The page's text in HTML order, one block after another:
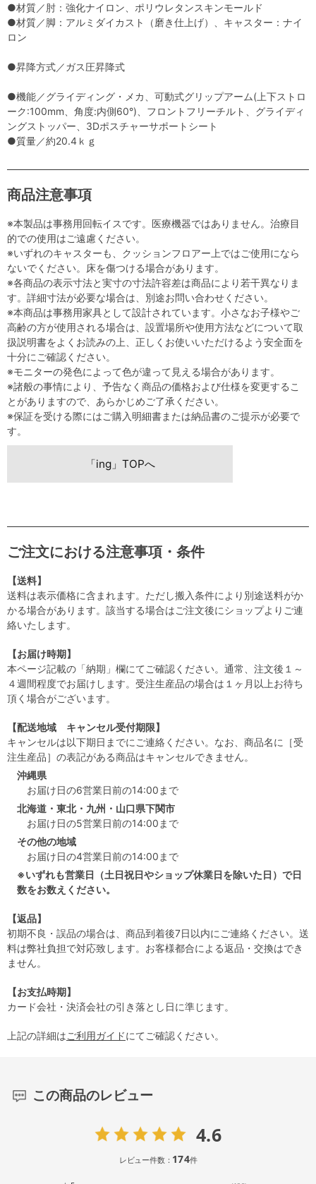
●材質／肘：強化ナイロン、ポリウレタンスキンモールド
●材質／脚：アルミダイカスト（磨き仕上げ）、キャスター：ナイ
ロン
●昇降方式／ガス圧昇降式
●機能／グライディング・メカ、可動式グリップアーム(上下ストロ
ーク:100mm、角度:内側60°)、フロントフリーチルト、グライディ
ングストッパー、3Dポスチャーサポートシート
●質量／約20.4ｋｇ
商品注意事項
※本製品は事務用回転イスです。医療機器ではありません。治療目
的での使用はご遠慮ください。
※いずれのキャスターも、クッションフロアー上ではご使用になら
ないでください。床を傷つける場合があります。
※各商品の表示寸法と実寸の寸法許容差は商品により若干異なりま
す。詳細寸法が必要な場合は、別途お問い合わせください。
※本商品は事務用家具として設計されています。小さなお子様やご
高齢の方が使用される場合は、設置場所や使用方法などについて取
扱説明書をよくお読みの上、正しくお使いいただけるよう安全面を
十分にご確認ください。
※モニターの発色によって色が違って見える場合があります。
※諸般の事情により、予告なく商品の価格および仕様を変更するこ
とがありますので、あらかじめご了承ください。
※保証を受ける際にはご購入明細書または納品書のご提示が必要で
す。
「ing」TOPへ
ご注文における注意事項・条件
【送料】
送料は表示価格に含まれます。ただし搬入条件により別途送料がか
かる場合があります。該当する場合はご注文後にショップよりご連
絡いたします。
【お届け時期】
本ページ記載の「納期」欄にてご確認ください。通常、注文後１～
４週間程度でお届けします。受注生産品の場合は１ヶ月以上お待ち
頂く場合がございます。
【配送地域 キャンセル受付期限】
キャンセルは以下期日までにご連絡ください。なお、商品名に［受
注生産品］の表記がある商品はキャンセルできません。
沖縄県
お届け日の6営業日前の14:00まで
北海道・東北・九州・山口県下関市
お届け日の5営業日前の14:00まで
その他の地域
お届け日の4営業日前の14:00まで
※いずれも営業日（土日祝日やショップ休業日を除いた日）で日
数をお数えください。
【返品】
初期不良・誤品の場合は、商品到着後7日以内にご連絡ください。送
料は弊社負担で対応致します。お客様都合による返品・交換はでき
ません。
【お支払時期】
カード会社・決済会社の引き落とし日に準じます。
上記の詳細はご利用ガイドにてご確認ください。
この商品のレビュー
4.6
レビュー件数： 174件